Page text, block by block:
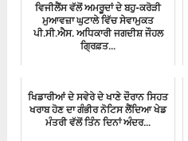
ਵਿਜੀਲੈਂਸ ਵੱਲੋਂ ਅਮਰੂਦਾਂ ਦੇ ਬਹੁ-ਕਰੋੜੀ
ਮੁਆਵਜ਼ਾ ਘੁਟਾਲੇ ਵਿੱਚ ਸੇਵਾਮੁਕਤ
ਪੀ.ਸੀ.ਐਸ. ਅਧਿਕਾਰੀ ਜਗਦੀਸ਼ ਜੌਹਲ
ਗ੍ਰਿਫ਼ਤ...
ਖਿਡਾਰੀਆਂ ਦੇ ਸਵੇਰੇ ਦੇ ਖਾਣੇ ਦੌਰਾਨ ਸਿਹਤ
ਖਰਾਬ ਹੋਣ ਦਾ ਗੰਭੀਰ ਨੋਟਿਸ ਲੈਂਦਿਆ ਖੇਡ
ਮੰਤਰੀ ਵੱਲੋਂ ਤਿੰਨ ਦਿਨਾਂ ਅੰਦਰ...